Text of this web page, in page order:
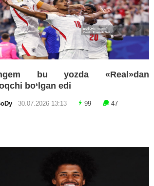
bu yozda «Real»dan
bo‘lgan edi
30.07.2026 13:13 99 47